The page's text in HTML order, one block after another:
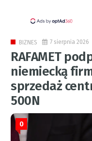
BIZNES 7 sierpnia 2026
RAFAMET
niemiecką
sprzedaż
500N
0